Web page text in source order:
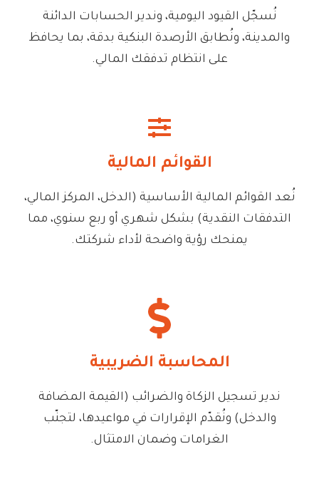
نُسجّل القيود اليومية، وندير الحسابات الدائنة
والمدينة، ونُطابق الأرصدة البنكية بدقة، بما يحافظ
على انتظام تدفقك المالي.
القوائم المالية
نُعد القوائم المالية الأساسية (الدخل، المركز المالي،
التدفقات النقدية) بشكل شهري أو ربع سنوي، مما
يمنحك رؤية واضحة لأداء شركتك.
المحاسبة الضريبية
ندير تسجيل الزكاة والضرائب (القيمة المضافة
والدخل) ونُقدّم الإقرارات في مواعيدها، لتجنّب
الغرامات وضمان الامتثال.